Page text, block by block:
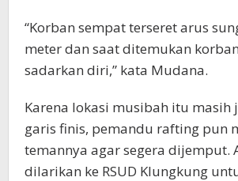
“Korban sempat terseret arus
meter dan saat ditemukan
sadarkan diri,” kata Mudana.
Karena lokasi musibah itu masih
garis finis, pemandu rafting pun
temannya agar segera dijemput.
dilarikan ke RSUD Klungkung